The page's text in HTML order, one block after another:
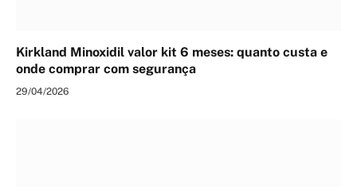
Kirkland Minoxidil valor kit 6 meses: quanto custa e
onde comprar com segurança
29/04/2026